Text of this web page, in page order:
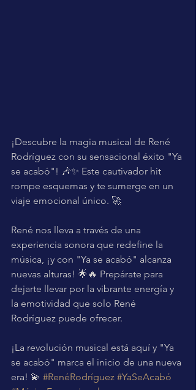
¡Descubre la magia musical de René
Rodríguez con su sensacional éxito "Ya
se acabó"! 🎶✨ Este cautivador hit
rompe esquemas y te sumerge en un
viaje emocional único. 🚀
René nos lleva a través de una
experiencia sonora que redefine la
música, ¡y con "Ya se acabó" alcanza
nuevas alturas! 🌟🔥 Prepárate para
dejarte llevar por la vibrante energía y
la emotividad que solo René
Rodríguez puede ofrecer.
¡La revolución musical está aquí y "Ya
se acabó" marca el inicio de una nueva
era! 💫 #RenéRodríguez #YaSeAcabó